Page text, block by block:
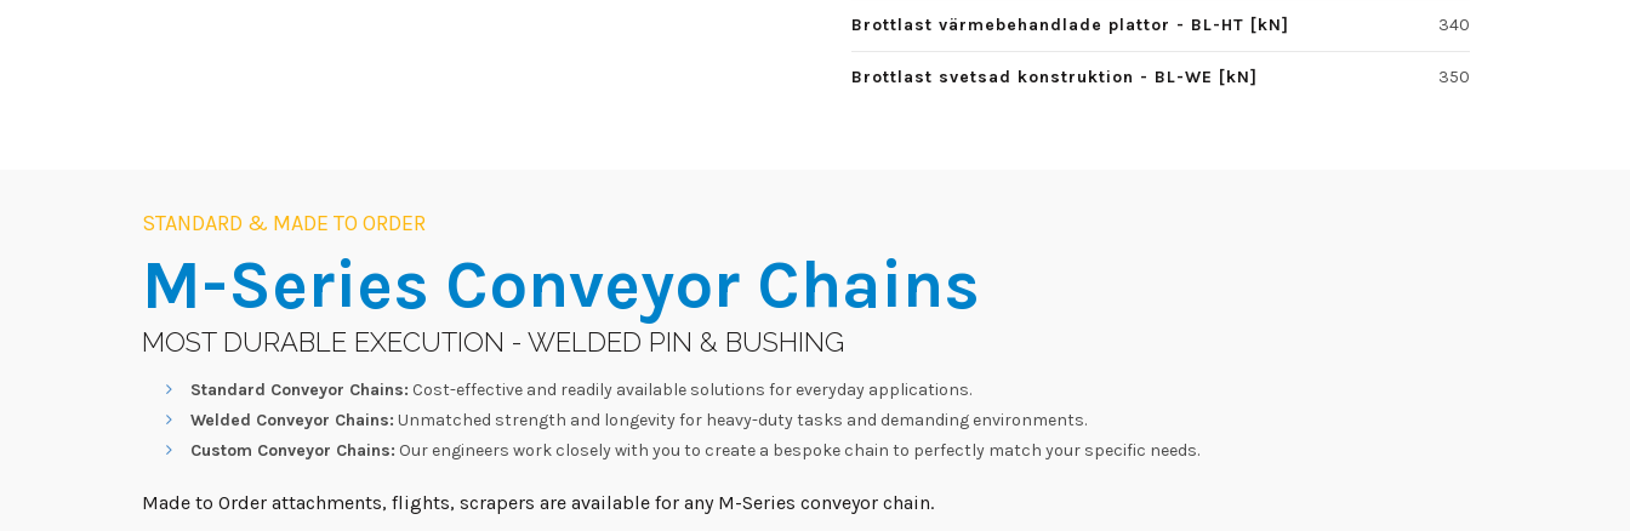
Brottlast värmebehandlade plattor - BL-HT [kN] 340
Brottlast svetsad konstruktion - BL-WE [kN] 350
STANDARD & MADE TO ORDER
M-Series Conveyor Chains
MOST DURABLE EXECUTION - WELDED PIN & BUSHING
Standard Conveyor Chains: Cost-effective and readily available solutions for everyday applications.
Welded Conveyor Chains: Unmatched strength and longevity for heavy-duty tasks and demanding environments.
Custom Conveyor Chains: Our engineers work closely with you to create a bespoke chain to perfectly match your specific needs.
Made to Order attachments, flights, scrapers are available for any M-Series conveyor chain.